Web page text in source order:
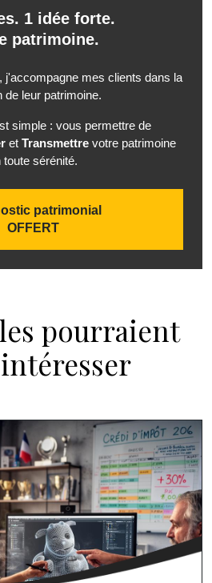
1 idée forte.
patrimoine.
j'accompagne mes clients dans la
de leur patrimoine.
simple : vous permettre de
et Transmettrevotre patrimoine
toute sérénité.
patrimonial
OFFERT
pourraient